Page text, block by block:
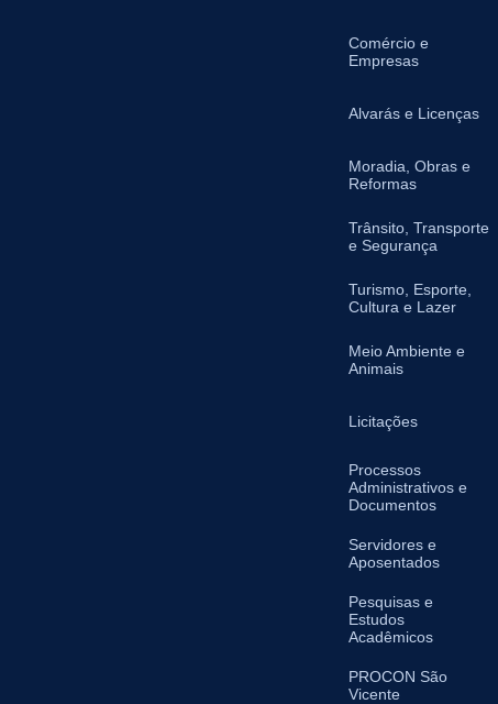
Comércio e
Empresas
Alvarás e Licenças
Moradia, Obras e
Reformas
Trânsito, Transporte
e Segurança
Turismo, Esporte,
Cultura e Lazer
Meio Ambiente e
Animais
Licitações
Processos
Administrativos e
Documentos
Servidores e
Aposentados
Pesquisas e
Estudos
Acadêmicos
PROCON São
Vicente